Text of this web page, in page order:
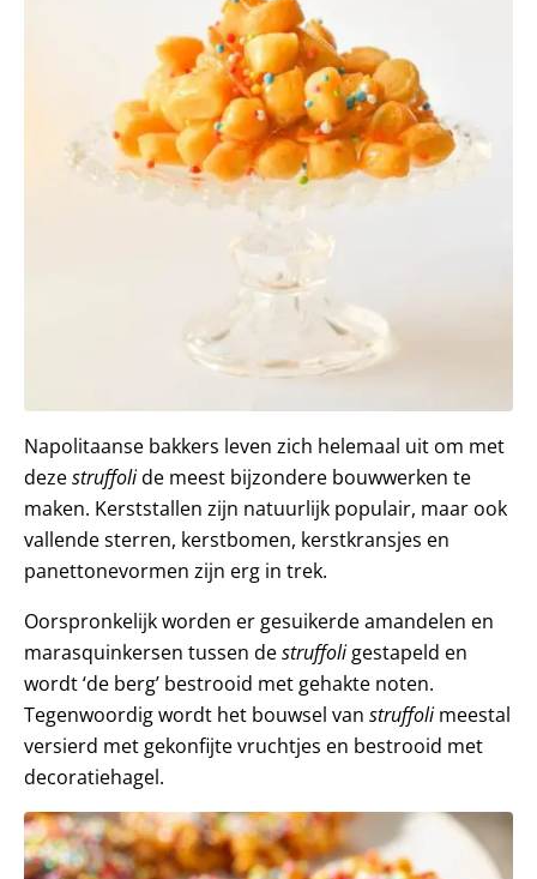
Napolitaanse bakkers leven zich helemaal uit om met
dezestruffolide meest bijzondere bouwwerken te
maken. Kerststallen zijn natuurlijk populair, maar ook
vallende sterren, kerstbomen, kerstkransjes en
panettonevormen zijn erg in trek.
Oorspronkelijk worden er gesuikerde amandelen en
marasquinkersen tussen destruffoligestapeld en
wordt ‘de berg’ bestrooid met gehakte noten.
Tegenwoordig wordt het bouwsel van struffolimeestal
versierd met gekonfijte vruchtjes en bestrooid met
decoratiehagel.